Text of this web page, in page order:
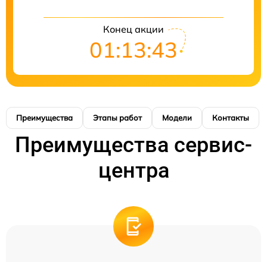
Конец акции
01:13:42
Преимущества Этапы работ Модели Контакты
Преимущества сервис-
центра